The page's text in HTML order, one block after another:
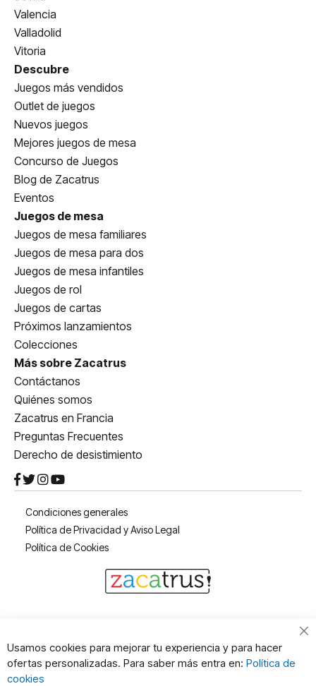
Valencia
Valladolid
Vitoria
Descubre
Juegos más vendidos
Outlet de juegos
Nuevos juegos
Mejores juegos de mesa
Concurso de Juegos
Blog de Zacatrus
Eventos
Juegos de mesa
Juegos de mesa familiares
Juegos de mesa para dos
Juegos de mesa infantiles
Juegos de rol
Juegos de cartas
Próximos lanzamientos
Colecciones
Más sobre Zacatrus
Contáctanos
Quiénes somos
Zacatrus en Francia
Preguntas Frecuentes
Derecho de desistimiento
Condiciones generales
Política de Privacidad y Aviso Legal
Política de Cookies
Usamos cookies para mejorar tu experiencia y para hacer
ofertas personalizadas. Para saber más entra en: Política de
cookies